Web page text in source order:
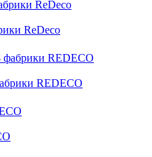
ReDeco
REDECO